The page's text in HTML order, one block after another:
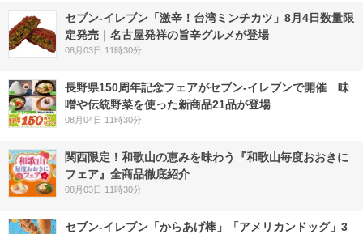
セブン-イレブン「激辛！台湾ミンチカツ」8月4日数量限
定発売｜名古屋発祥の旨辛グルメが登場
08月03日 11時30分
長野県150周年記念フェアがセブン-イレブンで開催 味
噌や伝統野菜を使った新商品21品が登場
08月04日 11時30分
関西限定！和歌山の恵みを味わう『和歌山毎度おおきに
フェア』全商品徹底紹介
08月03日 11時30分
セブン‐イレブン「からあげ棒」「アメリカンドッグ」3